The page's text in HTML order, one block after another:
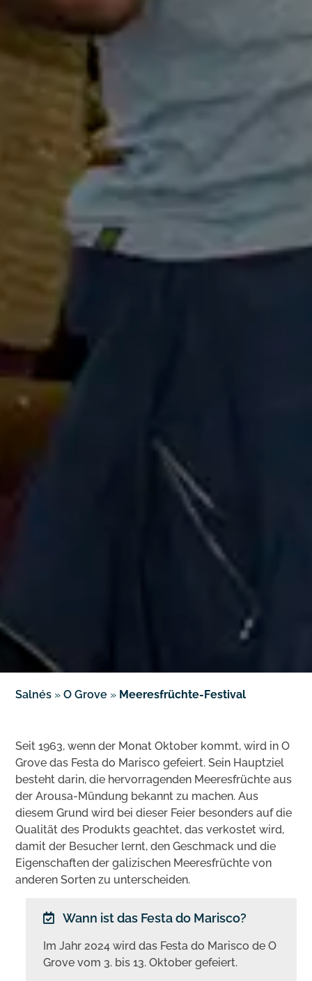
Salnés »O Grove » Meeresfrüchte-Festival
Seit 1963, wenn der Monat Oktober kommt, wird in O
Grove das Festa do Marisco gefeiert. Sein Hauptziel
besteht darin, die hervorragenden Meeresfrüchte aus
der Arousa-Mündung bekannt zu machen. Aus
diesem Grund wird bei dieser Feier besonders auf die
Qualität des Produkts geachtet, das verkostet wird,
damit der Besucher lernt, den Geschmack und die
Eigenschaften der galizischen Meeresfrüchte von
anderen Sorten zu unterscheiden.
Wann ist das Festa do Marisco?
Im Jahr 2024 wird das Festa do Marisco de O
Grove vom 3. bis 13. Oktober gefeiert.